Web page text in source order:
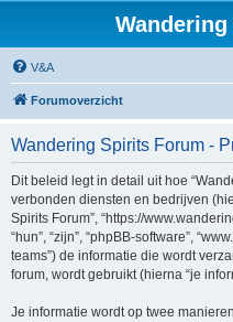
V&A
Forumoverzicht
Wandering Spirits Forum -
Dit beleid legt in detail uit hoe
verbonden diensten en bedrijven
Spirits Forum”, “https://
“hun”, “zijn”, “phpBB-software”,
teams”) de informatie die wordt
forum, wordt gebruikt (hierna “je
Je informatie wordt op twee